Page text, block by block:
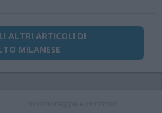
ALTRI ARTICOLI DI
MILANESE